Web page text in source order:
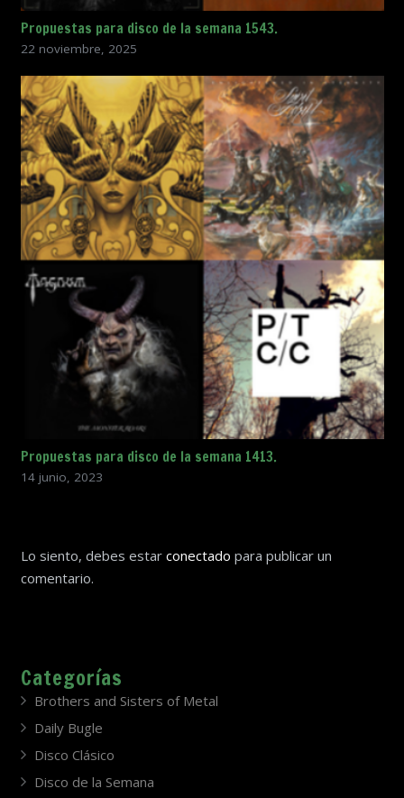
Propuestas para disco de la semana 1543.
22 noviembre, 2025
Propuestas para disco de la semana 1413.
14 junio, 2023
Lo siento, debes estar conectado para publicar un
comentario.
Categorías
Brothers and Sisters of Metal
Daily Bugle
Disco Clásico
Disco de la Semana